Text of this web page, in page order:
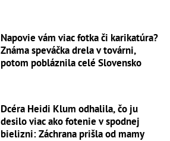
Napovie vám viac fotka či karikatúra?
Známa speváčka drela v továrni,
potom pobláznila celé Slovensko
Dcéra Heidi Klum odhalila, čo ju
desilo viac ako fotenie v spodnej
bielizni: Záchrana prišla od mamy